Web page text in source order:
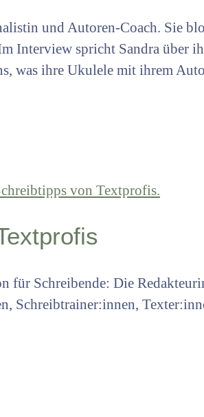
und Autoren-Coach. Sie
Interview spricht Sandra über
was ihre Ukulele mit ihrem
für Schreibende: Die
Schreibtrainer:innen,